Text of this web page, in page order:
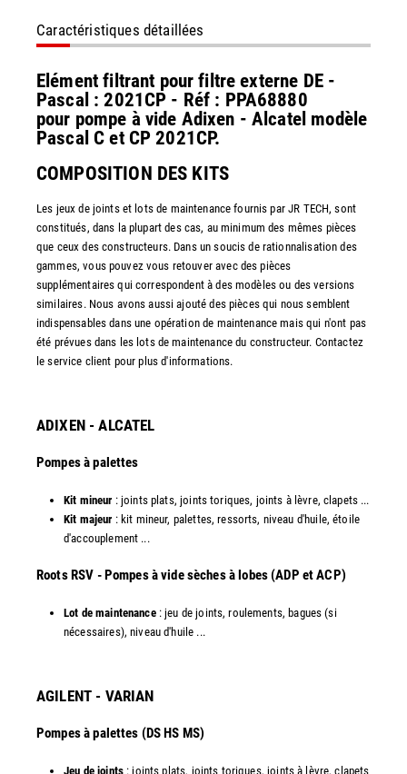
Caractéristiques détaillées
Elément filtrant pour filtre externe DE -
Pascal : 2021CP - Réf : PPA68880
pour pompe à vide Adixen - Alcatel modèle
Pascal C et CP 2021CP.
COMPOSITION DES KITS
Les jeux de joints et lots de maintenance fournis par JR TECH, sont
constitués, dans la plupart des cas, au minimum des mêmes pièces
que ceux des constructeurs. Dans un soucis de rationnalisation des
gammes, vous pouvez vous retouver avec des pièces
supplémentaires qui correspondent à des modèles ou des versions
similaires. Nous avons aussi ajouté des pièces qui nous semblent
indispensables dans une opération de maintenance mais qui n'ont pas
été prévues dans les lots de maintenance du constructeur. Contactez
le service client pour plus d'informations.
ADIXEN - ALCATEL
Pompes à palettes
Kit mineur : joints plats, joints toriques, joints à lèvre, clapets ...
Kit majeur : kit mineur, palettes, ressorts, niveau d'huile, étoile
d'accouplement ...​
​Roots RSV - Pompes à vide sèches à lobes (ADP et ACP)
Lot de maintenance: jeu de joints, roulements, bagues (si
nécessaires), niveau d'huile ...​
AGILENT - VARIAN
Pompes à palettes (DS HS MS)
Jeu de joints : joints plats, joints toriques, joints à lèvre, clapets